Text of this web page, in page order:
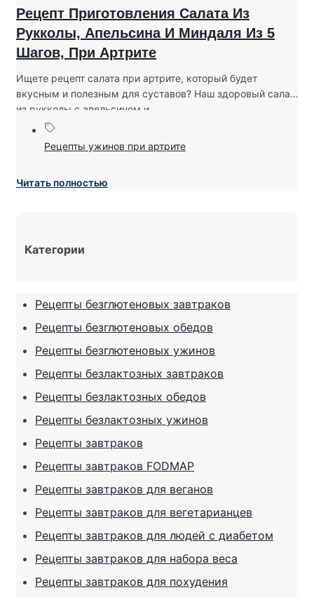
Рецепт Приготовления Салата Из
Рукколы, Апельсина И Миндаля Из 5
Шагов, При Артрите
Ищете рецепт салата при артрите, который будет
вкусным и полезным для суставов? Наш здоровый салат
из рукколы с апельсином и...
Рецепты ужинов при артрите
Читать полностью
Категории
Рецепты безглютеновых завтраков
Рецепты безглютеновых обедов
Рецепты безглютеновых ужинов
Рецепты безлактозных завтраков
Рецепты безлактозных обедов
Рецепты безлактозных ужинов
Рецепты завтраков
Рецепты завтраков FODMAP
Рецепты завтраков для веганов
Рецепты завтраков для вегетарианцев
Рецепты завтраков для людей с диабетом
Рецепты завтраков для набора веса
Рецепты завтраков для похудения